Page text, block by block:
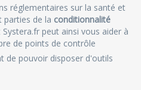
réglementaires sur la santé et
parties de la conditionnalité
Systera.fr peut ainsi vous aider à
de points de contrôle
de pouvoir disposer d'outils